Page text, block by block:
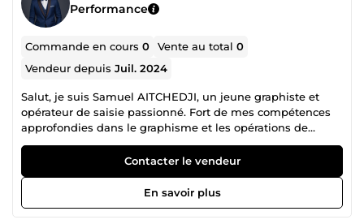
Performance
Commande en cours0 Vente au total0
Vendeur depuisJuil. 2024
Salut, je suis Samuel AITCHEDJI, un jeune graphiste et
opérateur de saisie passionné. Fort de mes compétences
approfondies dans le graphisme et les opérations de
service, je m'assure que chaque projet est visuellement
attrayant et optimisé pour répondre à vos besoins
spécifiques. En tant qu'opérateur de saisie, je vous garantis
un traitement rapide et précis de vos données, assurant
ainsi une gestion efficace et sans erreur. Depuis 2019, j'ai
Contacter le vendeur
En savoir plus